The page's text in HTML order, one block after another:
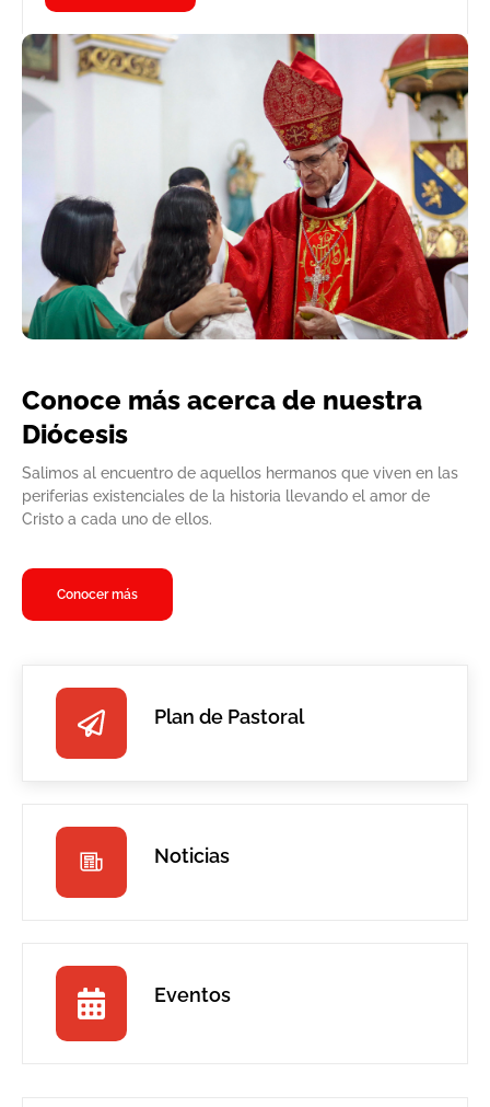
Conoce más acerca de nuestra
Diócesis
Salimos al encuentro de aquellos hermanos que viven en las
periferias existenciales de la historia llevando el amor de
Cristo a cada uno de ellos.
Conocer más
Plan de Pastoral
Noticias
Eventos